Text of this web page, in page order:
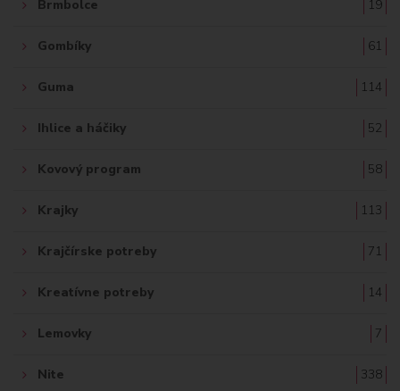
Brmbolce 19
Gombíky 61
Guma 114
Ihlice a háčiky 52
Kovový program 58
Krajky 113
Krajčírske potreby 71
Kreatívne potreby 14
Lemovky 7
Nite 338